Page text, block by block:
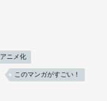
アニメ化
このマンガがすごい！